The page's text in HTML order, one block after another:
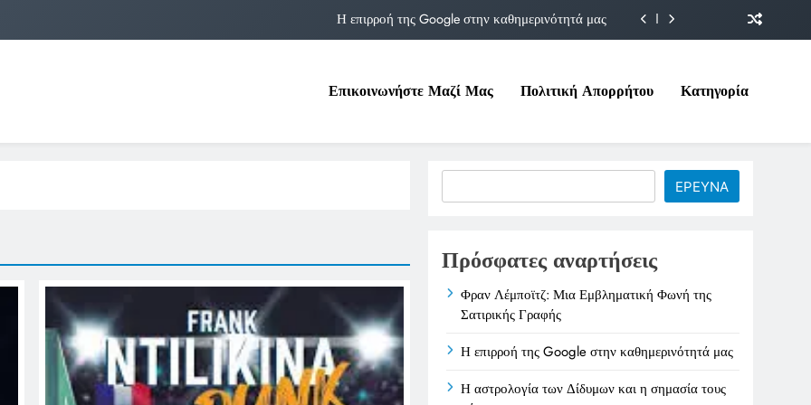
Η επιρροή της Google στην καθημερινότητά μας
Η Δομνα Μιχαηλίδου και οι Πολιτικές της στο Υπουργείο Εργασίας
Η επιρροή της Google στην καθημερινότητά μας
Η αστρολογία των Δίδυμων και η σημασία τους σήμερα
Επικοινωνήστε Μαζί Μας Πολιτική Απορρήτου Κατηγορία
ΕΡΕΥΝΑ
Πρόσφατες αναρτήσεις
Φραν Λέμποϊτζ: Μια Εμβληματική Φωνή της
Σατιρικής Γραφής
Η επιρροή της Google στην καθημερινότητά μας
Η αστρολογία των Δίδυμων και η σημασία τους